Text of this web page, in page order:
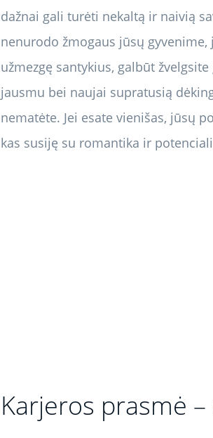
dažnai gali turėti nekaltą ir naivią
nenurodo žmogaus jūsų
užmezgę santykius, galbūt
jausmu bei naujai supratusią
nematėte. Jei esate vienišas, jūsų
kas susiję su romantika ir
Karjeros prasmė